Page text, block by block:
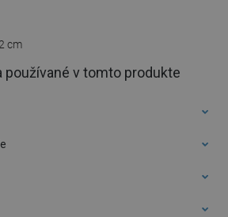
cm
používané v tomto produkte